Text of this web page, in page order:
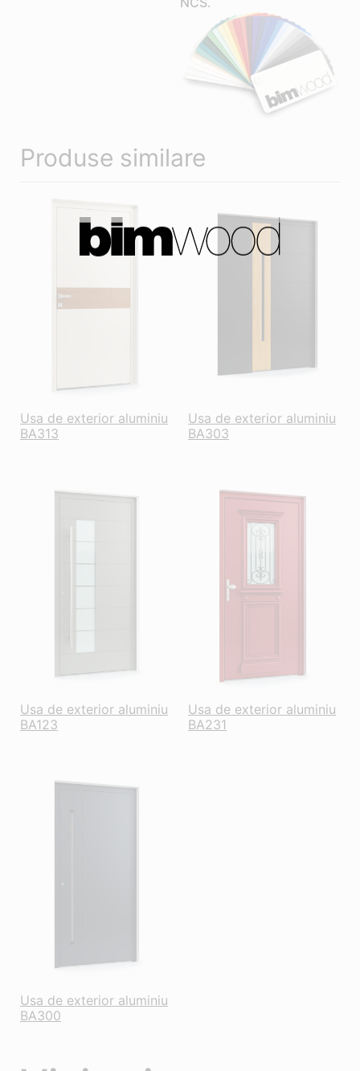
Produse similare
Usa de exterior aluminiu
BA313
Usa de exterior aluminiu
BA303
Usa de exterior aluminiu
BA123
Usa de exterior aluminiu
BA231
Usa de exterior aluminiu
BA300